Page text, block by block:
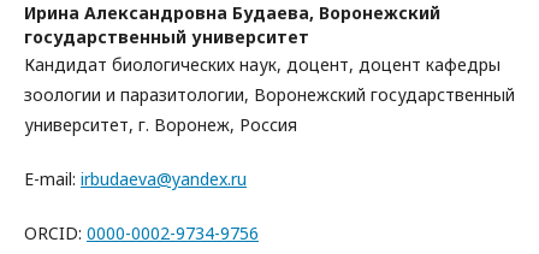
Ирина Александровна Будаева, Воронежский
государственный университет
Кандидат биологических наук, доцент, доцент кафедры
зоологии и паразитологии, Воронежский государственный
университет, г. Воронеж, Россия
E-mail: irbudaeva@yandex.ru
ORCID: 0000-0002-9734-9756